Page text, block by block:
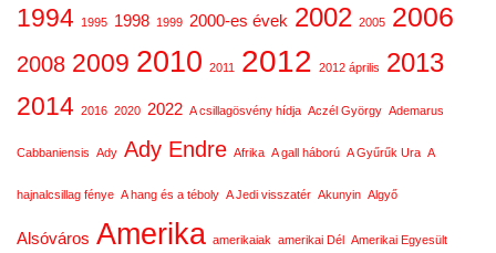
1994 1995 1998 1999 2000-es évek 2002 2005 2006
2008 2009 2010 2011 2012 2012 április 2013
2014 2016 2020 2022 A csillagösvény hídja Aczél György Ademarus
Cabbaniensis Ady Ady Endre Afrika A gall háború A Gyűrűk Ura A
hajnalcsillag fénye A hang és a téboly A Jedi visszatér Akunyin Algyő
Alsóváros Amerika amerikaiak amerikai Dél Amerikai Egyesült